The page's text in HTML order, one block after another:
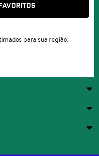
para sua região: